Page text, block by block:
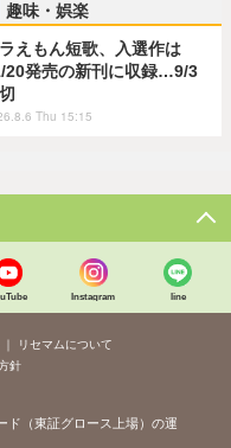
趣味・娯楽
ラえもん短歌、入選作は
20発売の新刊に収録…9/3
Thu 15:15
Instagram line
リセマムについて
針
ド（東証グロース上場）の運